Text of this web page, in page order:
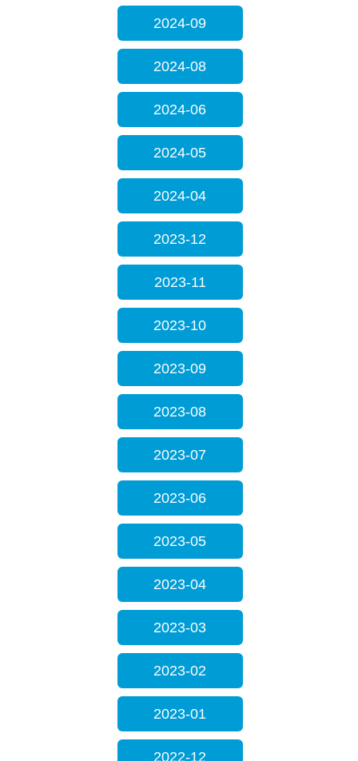
2024-09
2024-08
2024-06
2024-05
2024-04
2023-12
2023-11
2023-10
2023-09
2023-08
2023-07
2023-06
2023-05
2023-04
2023-03
2023-02
2023-01
2022-12